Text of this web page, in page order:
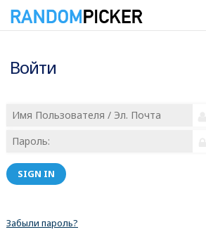
Войти
SIGN IN
Забыли пароль?